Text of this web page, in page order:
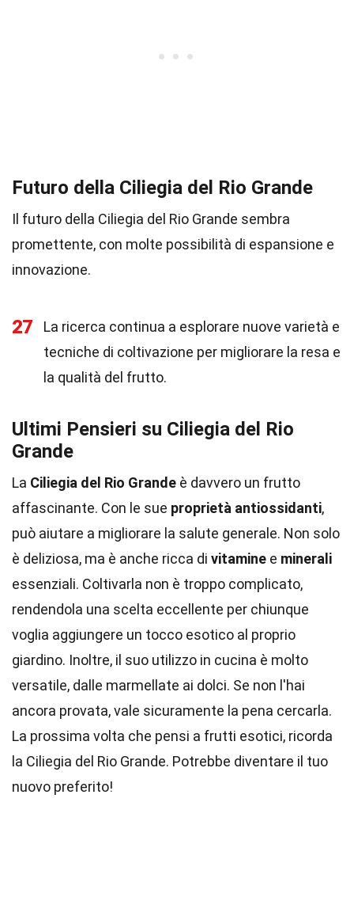
Futuro della Ciliegia del Rio Grande
Il futuro della Ciliegia del Rio Grande sembra
promettente, con molte possibilità di espansione e
innovazione.
27
La ricerca continua a esplorare nuove varietà e
tecniche di coltivazione per migliorare la resa e
la qualità del frutto.
Ultimi Pensieri su Ciliegia del Rio
Grande
La Ciliegia del Rio Grande è davvero un frutto
affascinante. Con le sue proprietà antiossidanti,
può aiutare a migliorare la salute generale. Non solo
è deliziosa, ma è anche ricca di vitamine e minerali
essenziali. Coltivarla non è troppo complicato,
rendendola una scelta eccellente per chiunque
voglia aggiungere un tocco esotico al proprio
giardino. Inoltre, il suo utilizzo in cucina è molto
versatile, dalle marmellate ai dolci. Se non l'hai
ancora provata, vale sicuramente la pena cercarla.
La prossima volta che pensi a frutti esotici, ricorda
la Ciliegia del Rio Grande. Potrebbe diventare il tuo
nuovo preferito!